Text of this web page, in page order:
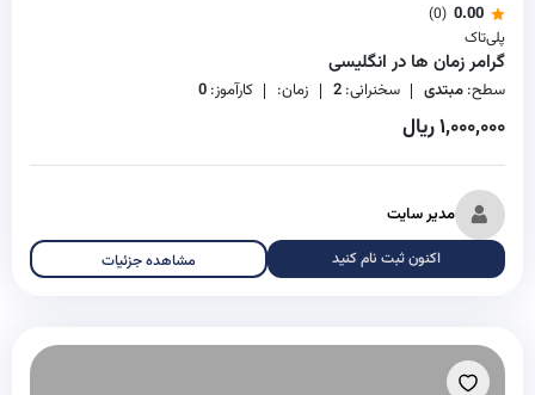
0.00
(0)
پلی‌تاک
گرامر زمان ها در انگلیسی
سطح: مبتدی سخنرانی:2 زمان: کارآموز:0
۱,۰۰۰,۰۰۰ ریال
مدیر سایت
اکنون ثبت نام کنید
مشاهده جزئیات